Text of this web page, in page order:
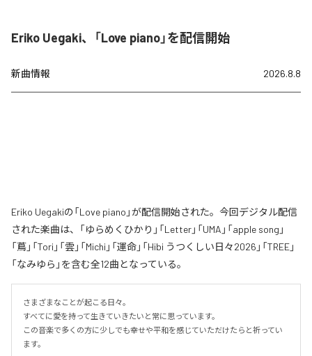
Eriko Uegaki、「Love piano」を配信開始
新曲情報 2026.8.8
Eriko Uegakiの「Love piano」が配信開始された。今回デジタル配信
された楽曲は、「ゆらめくひかり」「Letter」「UMA」「apple song」
「蔦」「Tori」「雲」「Michi」「運命」「Hibi うつくしい日々2026」「TREE」
「なみゆら」を含む全12曲となっている。
さまざまなことが起こる日々。
すべてに愛を持って生きていきたいと常に思っています。
この音楽で多くの方に少しでも幸せや平和を感じていただけたらと祈ってい
ます。